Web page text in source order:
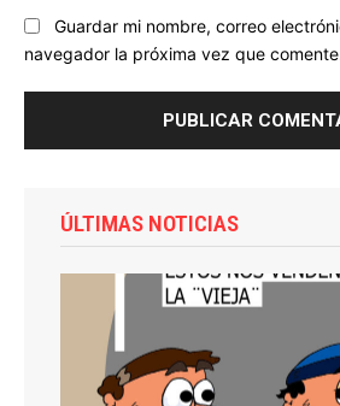
Guardar mi nombre, correo
navegador la próxima vez que
ÚLTIMAS NOTICIAS